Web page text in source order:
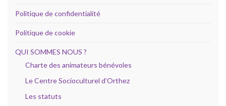
Politique de confidentialité
Politique de cookie
QUI SOMMES NOUS ?
Charte des animateurs bénévoles
Le Centre Socioculturel d’Orthez
Les statuts